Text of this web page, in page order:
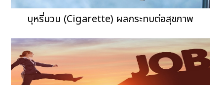
บุหรี่มวน (Cigarette) ผลกระทบต่อสุขภาพ